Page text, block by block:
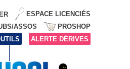
ESPACE LICENCIÉS
ASSOS
PROSHOP
ALERTE DÉRIVES